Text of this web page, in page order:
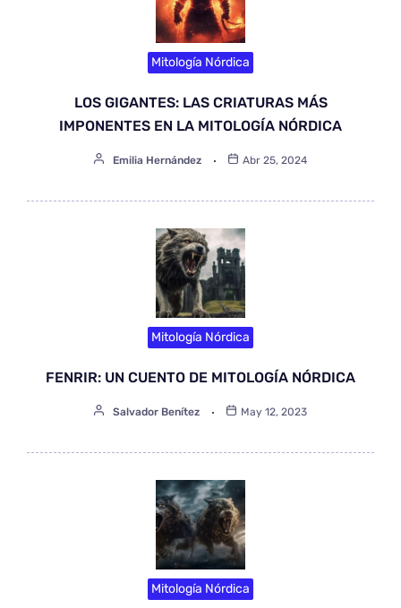
Mitología Nórdica
LOS GIGANTES: LAS CRIATURAS MÁS
IMPONENTES EN LA MITOLOGÍA NÓRDICA
Emilia Hernández Abr 25, 2024
Mitología Nórdica
FENRIR: UN CUENTO DE MITOLOGÍA NÓRDICA
Salvador Benítez May 12, 2023
Mitología Nórdica